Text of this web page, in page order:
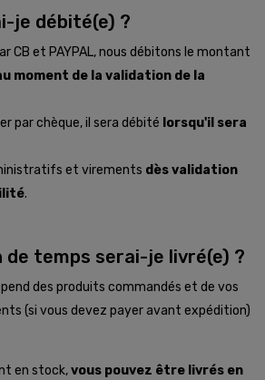
je débité(e) ?
CB et PAYPAL, nous débitons le montant
moment de la validation de la
par chèque, il sera débité lorsqu'il sera
et virements dès validation
.
de temps serai-je livré(e) ?
des produits commandés et de vos
(si vous devez payer avant expédition)
en stock,vous pouvez être livrés en